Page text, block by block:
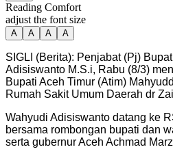
Reading Comfort
adjust the font size
A A A A
SIGLI (Berita): Penjabat (Pj)
Adisiswanto M.S.i, Rabu (8/3)
Bupati Aceh Timur (Atim)
Rumah Sakit Umum Daerah dr
Wahyudi Adisiswanto datang ke
bersama rombongan bupati dan
serta gubernur Aceh Achmad